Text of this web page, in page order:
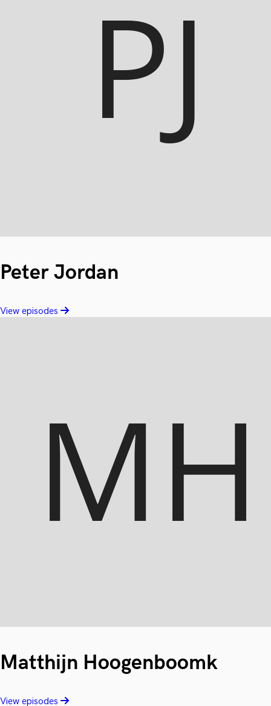
Peter Jordan
View episodes
Matthijn Hoogenboomk
View episodes